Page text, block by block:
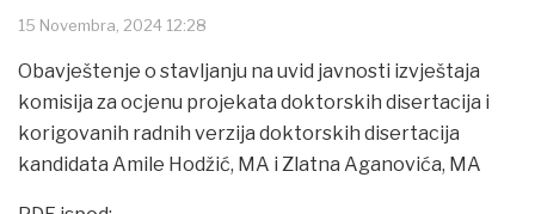
15 Novembra, 2024 12:28
Obavještenje o stavljanju na uvid javnosti izvještaja
komisija za ocjenu projekata doktorskih disertacija i
korigovanih radnih verzija doktorskih disertacija
kandidata Amile Hodžić, MA i Zlatna Aganovića, MA